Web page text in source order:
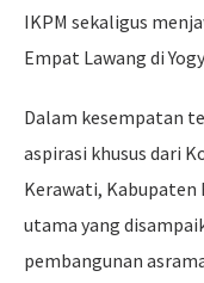
IKPM sekaligus
Empat Lawang di
Dalam kesempatan
aspirasi khusus dari
Kerawati, Kabupaten
utama yang
pembangunan